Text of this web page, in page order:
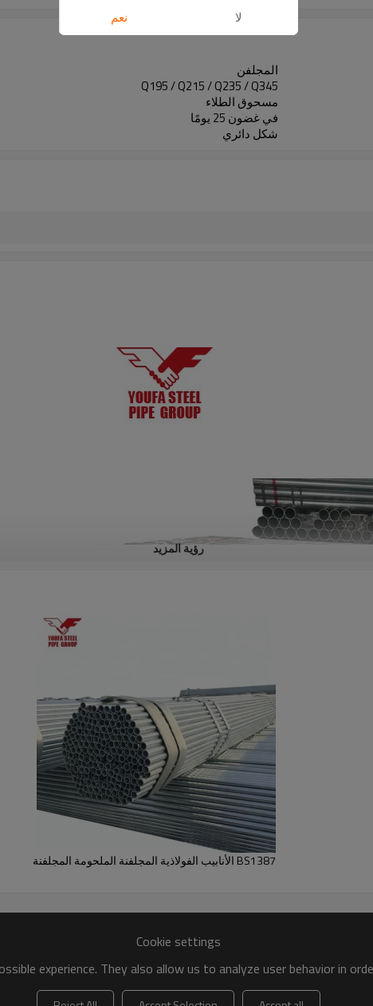
المجلفن
Q195 / Q215 / Q235 / Q345
مسحوق الطلاء
في غضون 25 يومًا
شكل دائري
رؤية المزيد
BS1387 الأنابيب الفولاذية المجلفنة الملحومة المجلفنة
Cookie settings
experience. They also allow us to analyze user behavior in
لا نعم